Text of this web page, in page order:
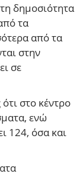
δημοσιότητα
τα
από τα
στην
σε
στο κέντρο
ενώ
124, όσα και